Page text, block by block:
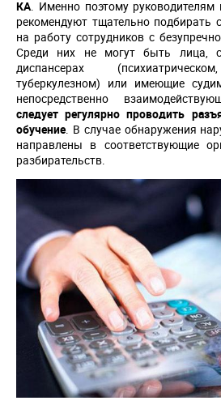
КА . Именно поэтому
рекомендуют тщательно подбирать
на работу сотрудников с
Среди них не могут быть лица,
диспансерах
туберкулезном) или имеющие
непосредственно
следует регулярно проводить
обучение. В случае обнаружения
направлены в соответствующие
разбирательств.